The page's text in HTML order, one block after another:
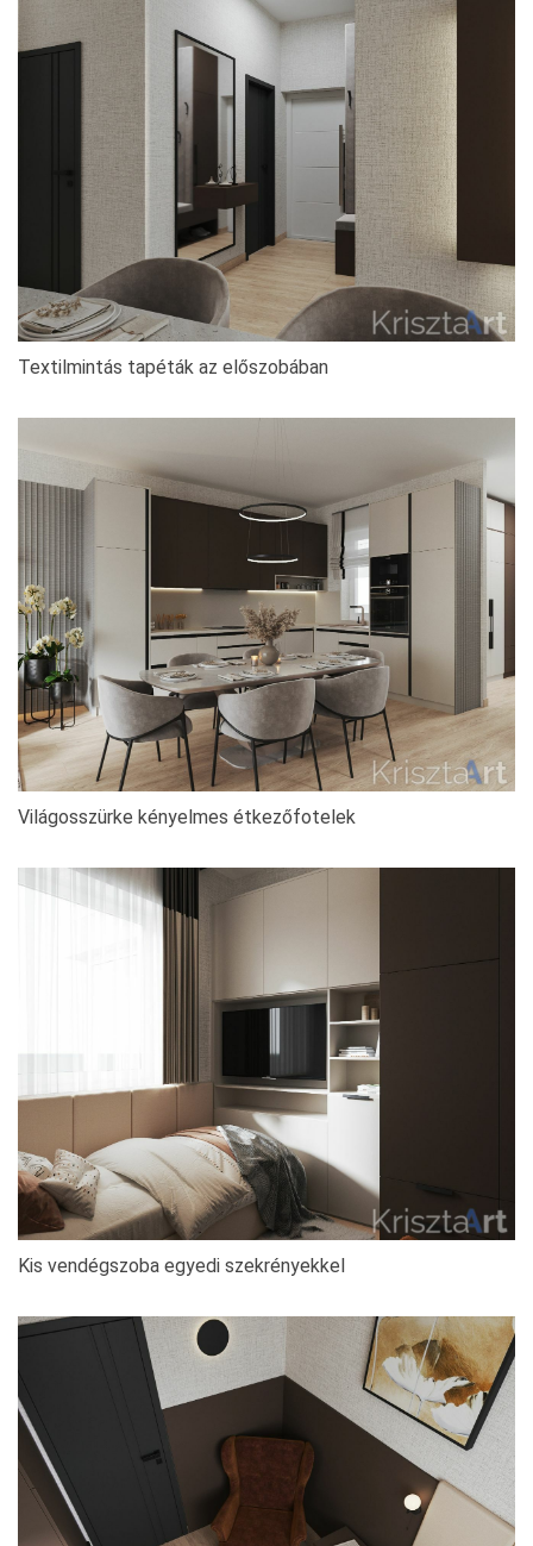
Textilmintás tapéták az előszobában
Világosszürke kényelmes étkezőfotelek
Kis vendégszoba egyedi szekrényekkel